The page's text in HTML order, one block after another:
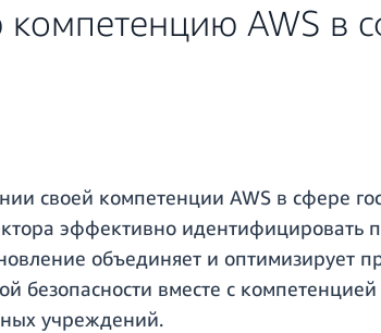
AWS в
своей компетенции AWS в сфере
эффективно идентифицировать
объединяет и оптимизирует
вместе с
учреждений.